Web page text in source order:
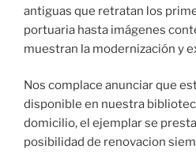
antiguas que retratan los
portuaria hasta imágenes
muestran la modernización y
Nos complace anunciar que
disponible en nuestra
domicilio, el ejemplar se
posibilidad de renovacion